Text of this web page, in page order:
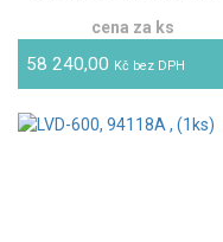
cena za ks
58 240,00 Kč bez DPH